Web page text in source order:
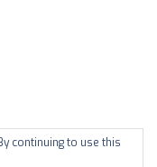
continuing to use this